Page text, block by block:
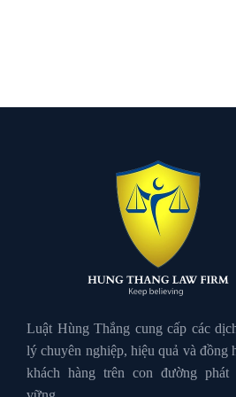
Luật Hùng Thắng cung cấp các
lý chuyên nghiệp, hiệu quả và đồng
khách hàng trên con đường phát